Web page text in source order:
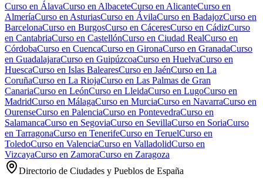
Curso en ÁlavaCurso en AlbaceteCurso en AlicanteCurso en
AlmeríaCurso en AsturiasCurso en ÁvilaCurso en BadajozCurso en
BarcelonaCurso en BurgosCurso en CáceresCurso en CádizCurso
en CantabriaCurso en CastellónCurso en Ciudad RealCurso en
CórdobaCurso en CuencaCurso en GironaCurso en GranadaCurso
en GuadalajaraCurso en GuipúzcoaCurso en HuelvaCurso en
HuescaCurso en Islas BalearesCurso en JaénCurso en La
CoruñaCurso en La RiojaCurso en Las Palmas de Gran
CanariaCurso en LeónCurso en LleidaCurso en LugoCurso en
MadridCurso en MálagaCurso en MurciaCurso en NavarraCurso en
OurenseCurso en PalenciaCurso en PontevedraCurso en
SalamancaCurso en SegoviaCurso en SevillaCurso en SoriaCurso
en TarragonaCurso en TenerifeCurso en TeruelCurso en
ToledoCurso en ValenciaCurso en ValladolidCurso en
VizcayaCurso en ZamoraCurso en Zaragoza
Directorio de Ciudades y Pueblos de España